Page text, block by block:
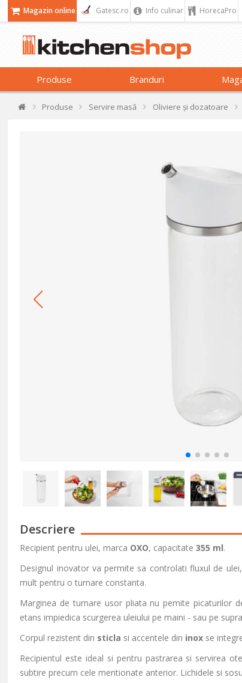
Magazin online Gatesc.ro Info culinar HorecaPro
Produse Branduri
Produse Servire masă Oliviere și dozatoare
Descriere
Recipient pentru ulei, marca OXO, capacitate355 ml.
Designul inovator va permite sa controlati fluxul de
mult pentru o turnare constanta.
Marginea de turnare usor pliata nu pemite picaturilor
etans impiedica scurgerea uleiului pe maini - sau pe
Corpul rezistent din sticla si accentele din inox se
Recipientul este ideal si pentru pastrarea si servirea
subtire precum cele mentionate anterior. Lichidele si